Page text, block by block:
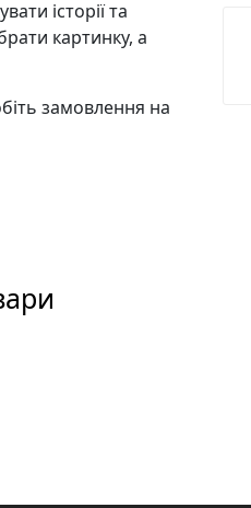
історії та
картинку, а
замовлення на